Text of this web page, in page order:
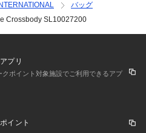
バッグ
Crossbody SL10027200
プリ
ポイント対象施設でご利用できるアプ
イント